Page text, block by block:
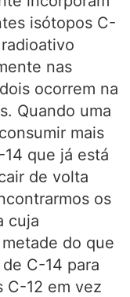
isótopos C-
nas
ocorrem na
Quando uma
mais
que já está
de volta
os
cuja
do que
C-14 para
C-12 em vez